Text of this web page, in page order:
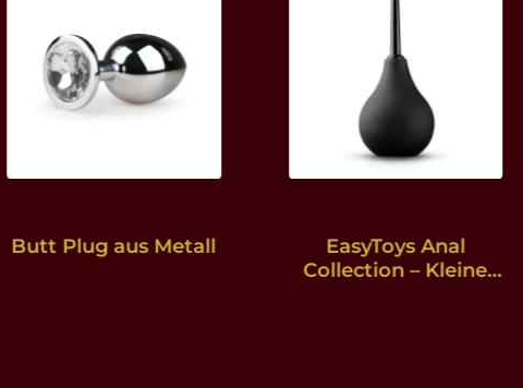
Butt Plug aus Metall
EasyToys Anal
Collection – Kleine